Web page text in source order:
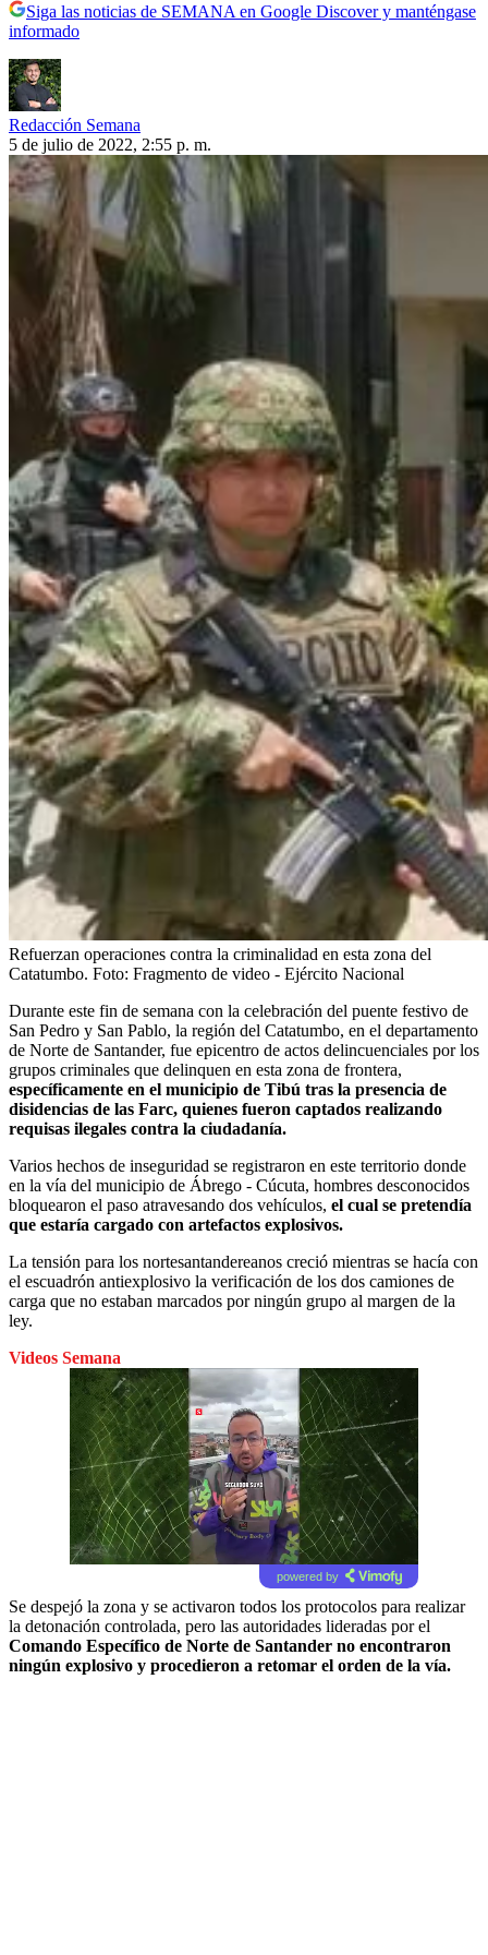
Siga las noticias de SEMANA en Google Discover y manténgase
informado
Redacción Semana
5 de julio de 2022, 2:55 p. m.
Refuerzan operaciones contra la criminalidad en esta zona del
Catatumbo. Foto: Fragmento de video - Ejército Nacional
Durante este fin de semana con la celebración del puente festivo de
San Pedro y San Pablo, la región del Catatumbo, en el departamento
de Norte de Santander, fue epicentro de actos delincuenciales por los
grupos criminales que delinquen en esta zona de frontera,
específicamente en el municipio de Tibú tras la presencia de
disidencias de las Farc, quienes fueron captados realizando
requisas ilegales contra la ciudadanía.
Varios hechos de inseguridad se registraron en este territorio donde
en la vía del municipio de Ábrego - Cúcuta, hombres desconocidos
bloquearon el paso atravesando dos vehículos, el cual se pretendía
que estaría cargado con artefactos explosivos.
La tensión para los nortesantandereanos creció mientras se hacía con
el escuadrón antiexplosivo la verificación de los dos camiones de
carga que no estaban marcados por ningún grupo al margen de la
ley.
Videos Semana
powered by
Se despejó la zona y se activaron todos los protocolos para realizar
la detonación controlada, pero las autoridades lideradas por el
Comando Específico de Norte de Santander no encontraron
ningún explosivo y procedieron a retomar el orden de la vía.